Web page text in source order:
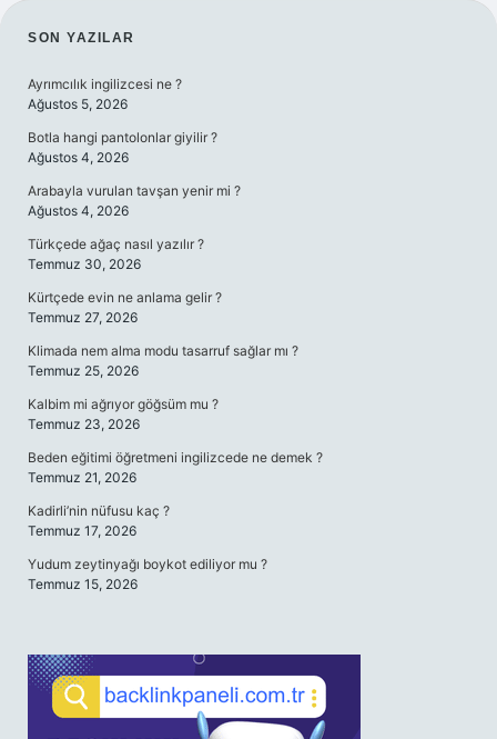
SIDEBAR
SON YAZILAR
Ayrımcılık ingilizcesi ne ?
Ağustos 5, 2026
Botla hangi pantolonlar giyilir ?
Ağustos 4, 2026
Arabayla vurulan tavşan yenir mi ?
Ağustos 4, 2026
Türkçede ağaç nasıl yazılır ?
Temmuz 30, 2026
Kürtçede evin ne anlama gelir ?
Temmuz 27, 2026
Klimada nem alma modu tasarruf sağlar mı ?
Temmuz 25, 2026
Kalbim mi ağrıyor göğsüm mu ?
Temmuz 23, 2026
Beden eğitimi öğretmeni ingilizcede ne demek ?
Temmuz 21, 2026
Kadirli’nin nüfusu kaç ?
Temmuz 17, 2026
Yudum zeytinyağı boykot ediliyor mu ?
Temmuz 15, 2026